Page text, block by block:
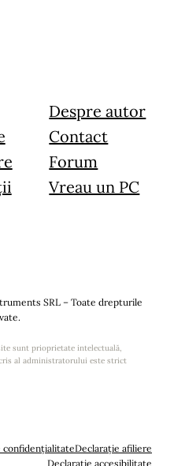
Despre autor
Contact
Forum
Vreau un PC
SRL – Toate drepturile
sunt prioprietate intelectuală,
al administratorului este strict
confidențialitateDeclarație afiliere
Declarație accesibilitate